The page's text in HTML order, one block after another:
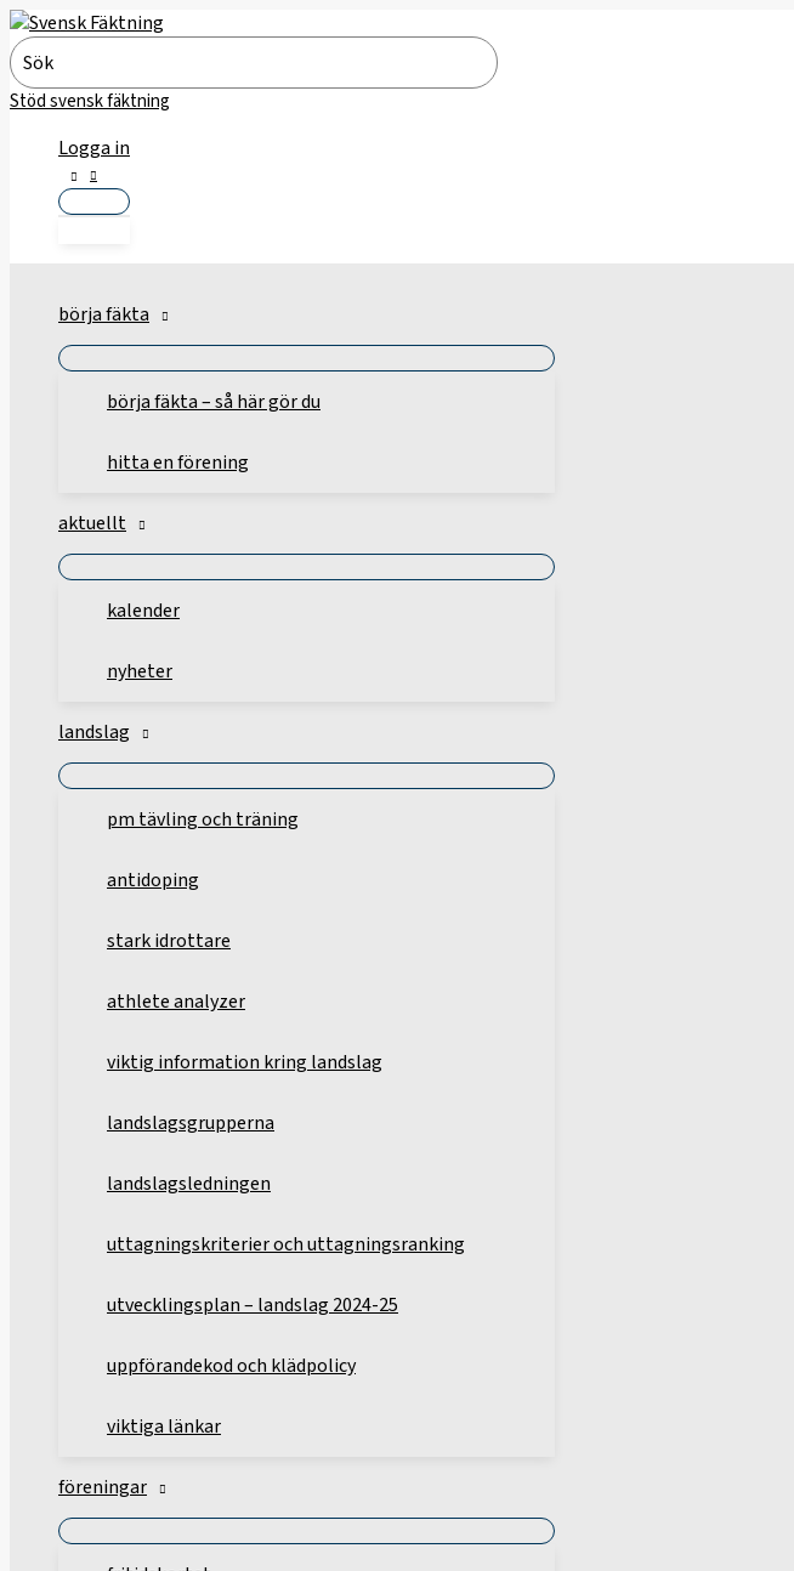
Hoppa
till
innehåll
Search
for:
Stöd svensk fäktning
Logga in
börja fäkta
börja fäkta – så här gör du
hitta en förening
aktuellt
kalender
nyheter
landslag
pm tävling och träning
antidoping
stark idrottare
athlete analyzer
viktig information kring landslag
landslagsgrupperna
landslagsledningen
uttagningskriterier och uttagningsranking
utvecklingsplan – landslag 2024-25
uppförandekod och klädpolicy
viktiga länkar
föreningar